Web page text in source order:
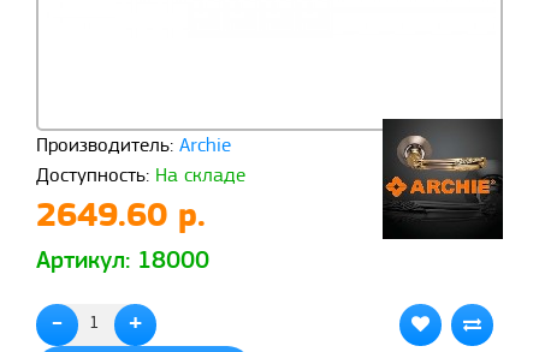
Производитель: Archie
Доступность: На складе
2649.60 р.
Артикул: 18000
- +